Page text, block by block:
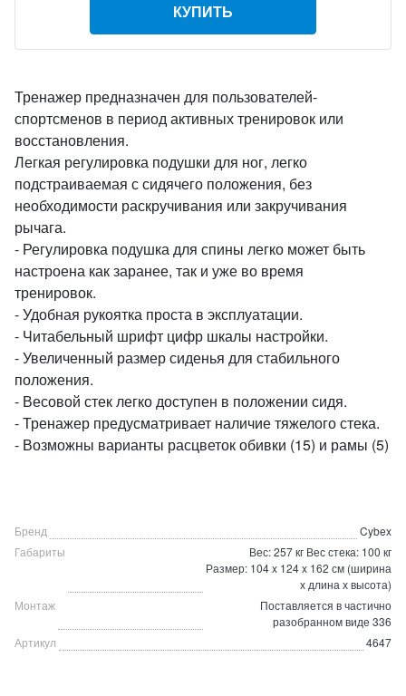
КУПИТЬ
Тренажер предназначен для пользователей-
спортсменов в период активных тренировок или
восстановления.
Легкая регулировка подушки для ног, легко
подстраиваемая с сидячего положения, без
необходимости раскручивания или закручивания
рычага.
- Регулировка подушка для спины легко может быть
настроена как заранее, так и уже во время
тренировок.
- Удобная рукоятка проста в эксплуатации.
- Читабельный шрифт цифр шкалы настройки.
- Увеличенный размер сиденья для стабильного
положения.
- Весовой стек легко доступен в положении сидя.
- Тренажер предусматривает наличие тяжелого стека.
- Возможны варианты расцветок обивки (15) и рамы (5)
Бренд
Cybex
Габариты
Вес: 257 кг Вес стека: 100 кг
Размер: 104 x 124 x 162 см (ширина
х длина х высота)
Монтаж
Поставляется в частично
разобранном виде 336
Артикул
4647